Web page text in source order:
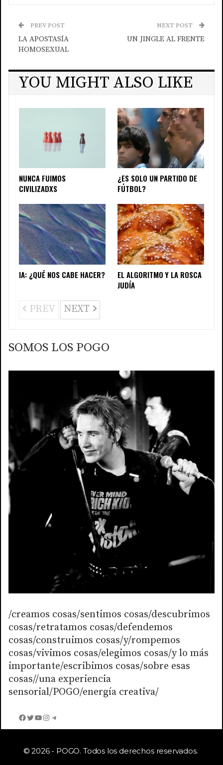
PREV POST
LA APOSTASÍA
HOMOSEXUAL
NEXT POST
UN JINGLE AL FRENTE
YOU MIGHT ALSO LIKE
NUNCA FUIMOS
CIVILIZADXS
¿ES SOLO UN PARTIDO DE
FÚTBOL?
IA: ¿QUÉ NOS CABE HACER?
EL ALGORITMO Y LA ROSCA
JUDÍA
PREV NEXT
SOMOS LOS POGO
/creamos cosas/sentimos cosas/descubrimos
cosas/retratamos cosas/defendemos
cosas/construimos cosas/y/rompemos
cosas/vivimos cosas/elegimos cosas/y lo más
importante/escribimos cosas/sobre esas
cosas//una experiencia
sensorial/POGO/energía creativa/
Facebook
Twitter
YouTube
Instagram
Telegram
© 2026 - POGO. Todos los derechos reservados.